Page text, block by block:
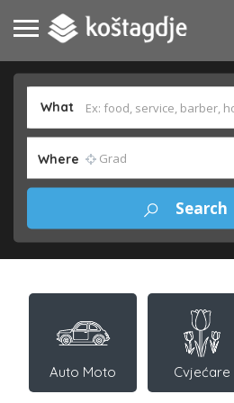
What
Where
Auto Moto Cvjećare